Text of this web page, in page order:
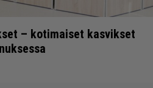
– kotimaiset kasvikset